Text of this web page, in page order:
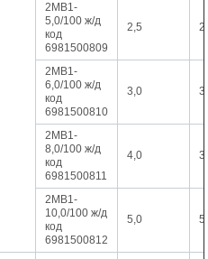
2МВ1-
5,0/100 ж/д
код
6981500809
2,5
2МВ1-
6,0/100 ж/д
код
6981500810
3,0
2МВ1-
8,0/100 ж/д
код
6981500811
4,0
2МВ1-
10,0/100 ж/д
код
6981500812
5,0